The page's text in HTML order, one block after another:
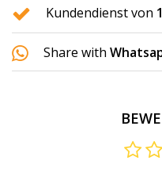
Kundendienst von
Share with